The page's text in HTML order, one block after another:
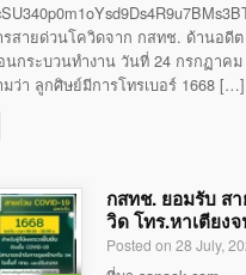
รสายด่วนโควิดจาก กสทช. ด้านอ
กระบวนทำงาน วันที่ 24 กรกฏาค
ว่า ลูกศิษย์มีการโทรเบอร์ 1668 […]
กสทช. ยอมรับ ส
วิด โทร.หาเตียง
Posted on 28 July,